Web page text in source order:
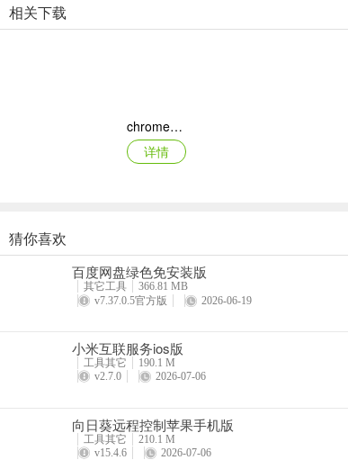
扫描电子邮件，评估账户风险，并协助数据删除，降低数据
为您介绍迈克菲的诈骗检测器！在互联网上，要辨别信息
相关下载
chrome苹果手机版
详情
MT管理器苹果版
详情
猜你喜欢
百度网盘绿色免安装版
其它工具
366.81 MB
v7.37.0.5官方版
2026-06-19
小米互联服务ios版
工具其它
190.1 M
v2.7.0
2026-07-06
向日葵远程控制苹果手机版
工具其它
210.1 M
v15.4.6
2026-07-06